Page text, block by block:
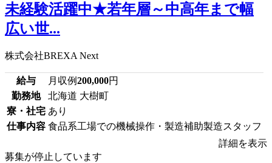
未経験活躍中★若年層～中高年まで幅
広い世...
株式会社BREXA Next
給与 月収例200,000円
勤務地
北海道 大樹町
寮・社宅 あり
仕事内容 食品系工場での機械操作・製造補助製造スタッフ
詳細を表示
募集が停止しています